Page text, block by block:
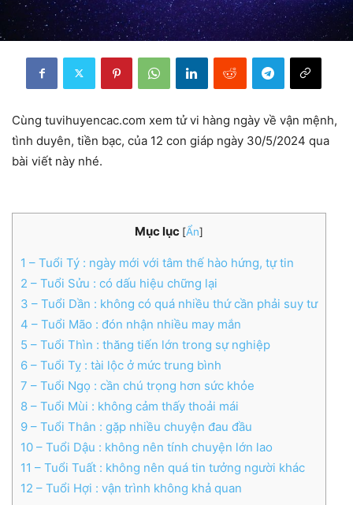
Cùng tuvihuyencac.com xem tử vi hàng ngày về vận mệnh,
tình duyên, tiền bạc, của 12 con giáp ngày 30/5/2024 qua
bài viết này nhé.
Mục lục [Ẩn]
1 – Tuổi Tý : ngày mới với tâm thế hào hứng, tự tin
2 – Tuổi Sửu : có dấu hiệu chững lại
3 – Tuổi Dần : không có quá nhiều thứ cần phải suy tư
4 – Tuổi Mão : đón nhận nhiều may mắn
5 – Tuổi Thìn : thăng tiến lớn trong sự nghiệp
6 – Tuổi Tỵ : tài lộc ở mức trung bình
7 – Tuổi Ngọ : cần chú trọng hơn sức khỏe
8 – Tuổi Mùi : không cảm thấy thoải mái
9 – Tuổi Thân : gặp nhiều chuyện đau đầu
10 – Tuổi Dậu : không nên tính chuyện lớn lao
11 – Tuổi Tuất : không nên quá tin tưởng người khác
12 – Tuổi Hợi : vận trình không khả quan